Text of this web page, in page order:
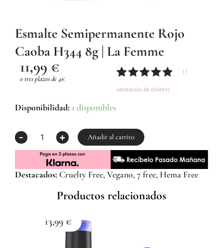
Esmalte Semipermanente Rojo
Caoba H344 8g | La Femme
11,99 €
o tres plazos de 4€
Valorado
1
valoración
de un
cliente
(1
valoración de cliente)
Disponibilidad: 1 disponibles
-
Esmalte
Caoba
H344
La
+ Añadir al carrito
Destacados: Cruelty Free, Vegano, 7 free, Hema Free
Productos relacionados
13,99 €